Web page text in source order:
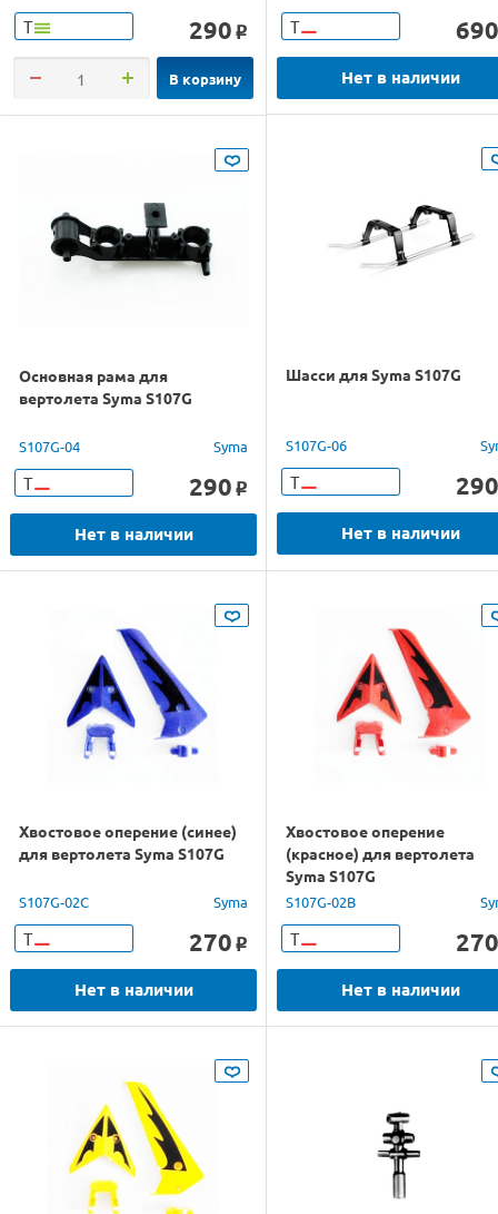
Т 290 o
В корзину
Т 690
Нет в наличии
Основная рама для
вертолета Syma S107G
S107G-04 Syma
Т 290 o
Нет в наличии
Шасси для Syma S107G
S107G-06
Т 290
Нет в наличии
Хвостовое оперение (синее)
для вертолета Syma S107G
S107G-02C Syma
Т 270 o
Нет в наличии
Хвостовое оперение
(красное) для вертолета
Syma S107G
S107G-02B
Т 270
Нет в наличии